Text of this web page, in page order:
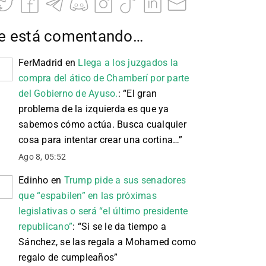
está comentando…
FerMadrid en Llega a los juzgados la
compra del ático de Chamberí por parte
del Gobierno de Ayuso.: “El gran
problema de la izquierda es que ya
sabemos cómo actúa. Busca cualquier
cosa para intentar crear una cortina…”
Ago 8, 05:52
Edinho en Trump pide a sus senadores
que “espabilen” en las próximas
legislativas o será “el último presidente
republicano”: “Si se le da tiempo a
Sánchez, se las regala a Mohamed como
regalo de cumpleaños”